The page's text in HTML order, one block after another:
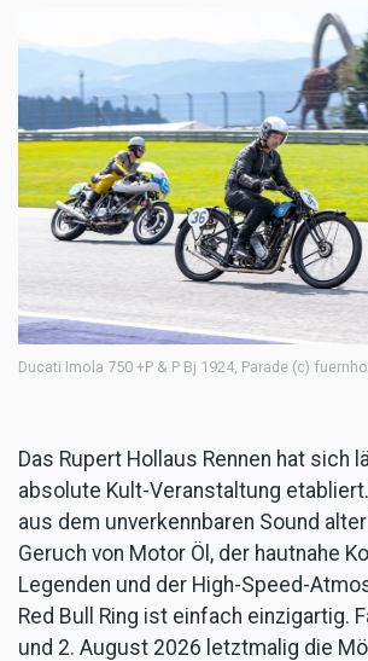
Ducati Imola 750 +P & P Bj 1924, Parade (c)
Das Rupert Hollaus Rennen hat sich
absolute Kult-Veranstaltung
aus dem unverkennbaren Sound
Geruch von Motor Öl, der hautnahe
Legenden und der High-Speed-
Red Bull Ring ist einfach einzigartig.
und 2. August 2026 letztmalig die